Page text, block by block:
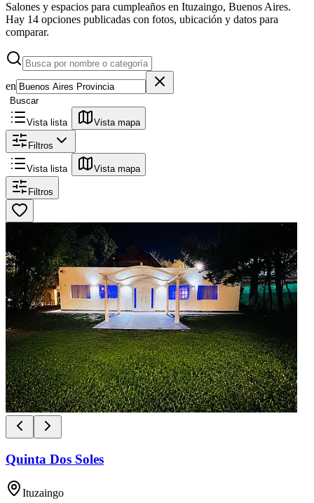
Salones y espacios para cumpleaños en Ituzaingo, Buenos Aires.
Hay 14 opciones publicadas con fotos, ubicación y datos para
comparar.
en
Buscar
Vista lista Vista mapa
Filtros
Vista lista Vista mapa
Filtros
Quinta Dos Soles
Ituzaingo